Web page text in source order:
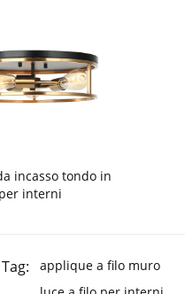
incasso tondo in
interni
applique a filo muro